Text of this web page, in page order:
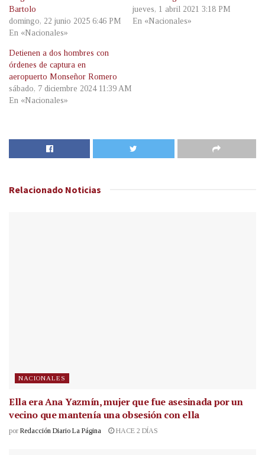
Bartolo
domingo, 22 junio 2025 6:46 PM
En «Nacionales»
jueves, 1 abril 2021 3:18 PM
En «Nacionales»
Detienen a dos hombres con
órdenes de captura en
aeropuerto Monseñor Romero
sábado, 7 diciembre 2024 11:39 AM
En «Nacionales»
Relacionado Noticias
NACIONALES
Ella era Ana Yazmín, mujer que fue asesinada por un
vecino que mantenía una obsesión con ella
por Redacción Diario La Página HACE 2 DÍAS